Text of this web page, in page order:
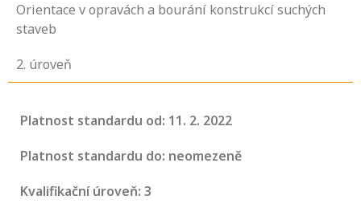
Orientace v opravách a bourání konstrukcí suchých
staveb
2. úroveň
Platnost standardu od: 11. 2. 2022
Platnost standardu do: neomezeně
Kvalifikační úroveň: 3